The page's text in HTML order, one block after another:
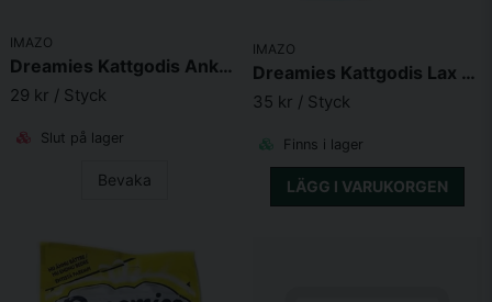
IMAZO
Dreamies Kattgodis Anka 60g
29 kr / Styck
Slut på lager
Bevaka
IMAZO
Dreamies Kattgodis Lax 60g
35 kr / Styck
Finns i lager
LÄGG I VARUKORGEN